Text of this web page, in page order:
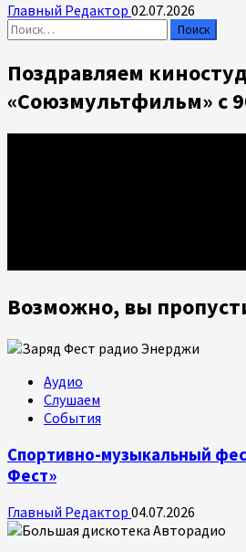
Главный Редактор 02.07.2026
Найти:
Поздравляем
«Союзмультфильм» с
Возможно, вы
Аудио
Слушаем
События
Спортивно-музыкальный
Фест»
Главный Редактор 04.07.2026